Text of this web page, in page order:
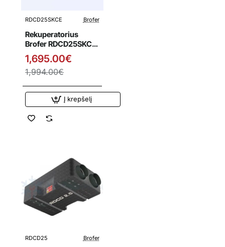
Išpardavimas
RDCD25SKCE Brofer
Rekuperatorius
Brofer RDCD25SKCE
su entalpiniu
šilumokaičiu
1,695.00€
1,994.00€
Į krepšelį
Išpardavimas
RDCD25 Brofer